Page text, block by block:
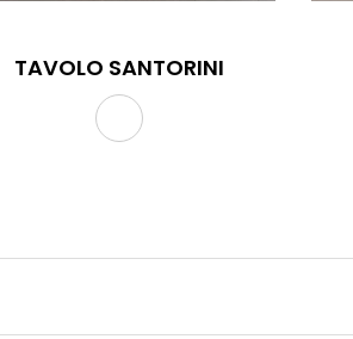
TAVOLO SANTORINI